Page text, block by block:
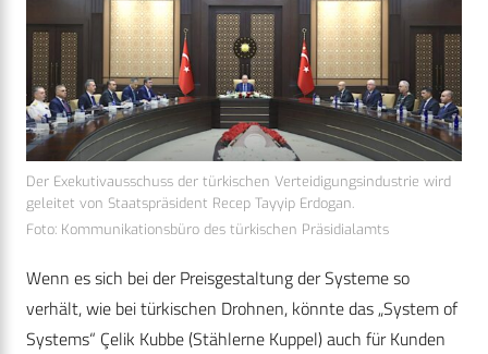
Der Exekutivausschuss der türkischen Verteidigungsindustrie wird
geleitet von Staatspräsident Recep Tayyip Erdogan.
Foto: Kommunikationsbüro des türkischen Präsidialamts
Wenn es sich bei der Preisgestaltung der Systeme so
verhält, wie bei türkischen Drohnen, könnte das „System of
Systems“ Çelik Kubbe (Stählerne Kuppel) auch für Kunden